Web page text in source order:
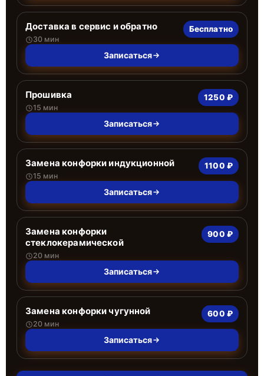
Доставка в сервис и обратно
30 мин
Бесплатно
Записаться
Прошивка
15 мин
1250 ₽
Записаться
Замена конфорки индукционной
15 мин
1100 ₽
Записаться
Замена конфорки
стеклокерамической
20 мин
900 ₽
Записаться
Замена конфорки чугунной
20 мин
600 ₽
Записаться